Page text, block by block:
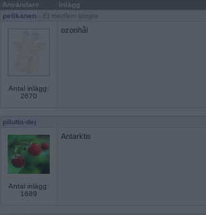
Användare
Inlägg
pelikanen - Ej medlem längre
Antal inlägg:
2670
ozonhål
pilutta-dej
Antal inlägg:
1689
Antarktis